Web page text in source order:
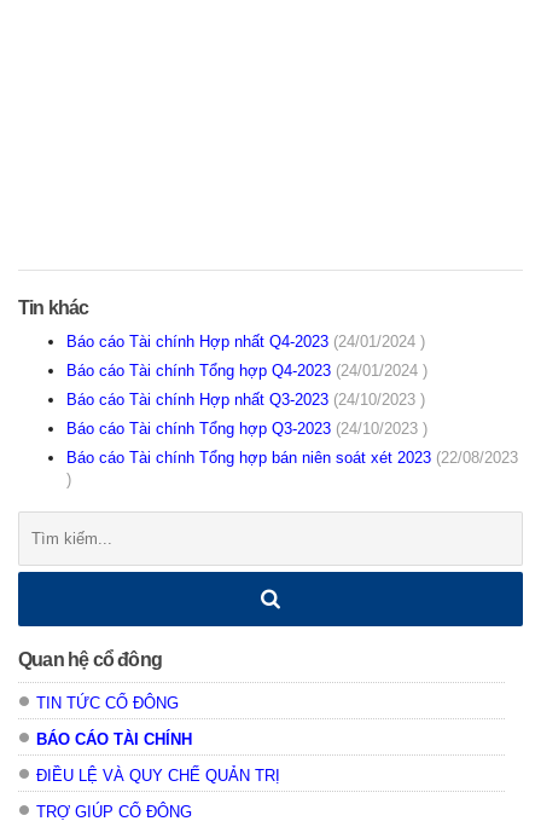
Tin khác
Báo cáo Tài chính Hợp nhất Q4-2023 (24/01/2024 )
Báo cáo Tài chính Tổng hợp Q4-2023 (24/01/2024 )
Báo cáo Tài chính Hợp nhất Q3-2023 (24/10/2023 )
Báo cáo Tài chính Tổng hợp Q3-2023 (24/10/2023 )
Báo cáo Tài chính Tổng hợp bán niên soát xét 2023 (22/08/2023
)
kiếm:
Quan hệ cổ đông
TIN TỨC CỔ ĐÔNG
BÁO CÁO TÀI CHÍNH
ĐIỀU LỆ VÀ QUY CHẾ QUẢN TRỊ
TRỢ GIÚP CỔ ĐÔNG